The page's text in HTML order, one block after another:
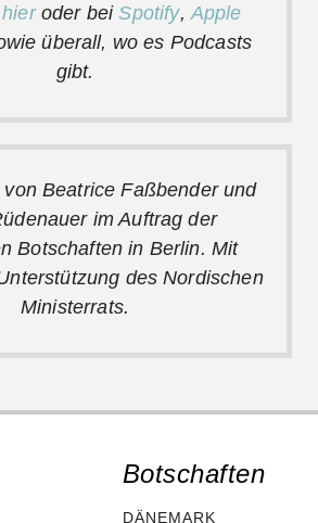
hieroder beiSpotify, Apple
überall, wo es Podcasts
gibt.
Beatrice Faßbender und
im Auftrag der
Botschaften in Berlin. Mit
des Nordischen
Ministerrats.
Botschaften
DÄNEMARK